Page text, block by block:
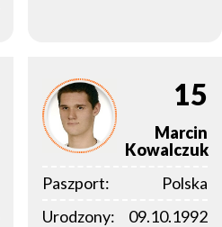
15
Marcin
Kowalczuk
Paszport:
Polska
Urodzony:
09.10.1992